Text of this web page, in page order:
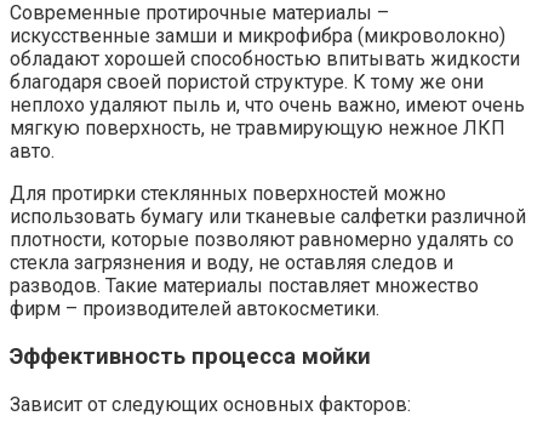
Современные протирочные материалы –
искусственные замши и микрофибра (микроволокно)
обладают хорошей способностью впитывать жидкости
благодаря своей пористой структуре. К тому же они
неплохо удаляют пыль и, что очень важно, имеют очень
мягкую поверхность, не травмирующую нежное ЛКП
авто.
Для протирки стеклянных поверхностей можно
использовать бумагу или тканевые салфетки различной
плотности, которые позволяют равномерно удалять со
стекла загрязнения и воду, не оставляя следов и
разводов. Такие материалы поставляет множество
фирм – производителей автокосметики.
Эффективность процесса мойки
Зависит от следующих основных факторов: